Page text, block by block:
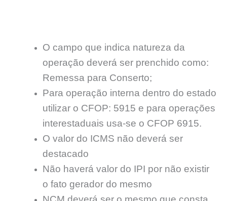
O campo que indica natureza da
operação deverá ser prenchido como:
Remessa para Conserto;
Para operação interna dentro do estado
utilizar o CFOP: 5915 e para operações
interestaduais usa-se o CFOP 6915.
O valor do ICMS não deverá ser
destacado
Não haverá valor do IPI por não existir
o fato gerador do mesmo